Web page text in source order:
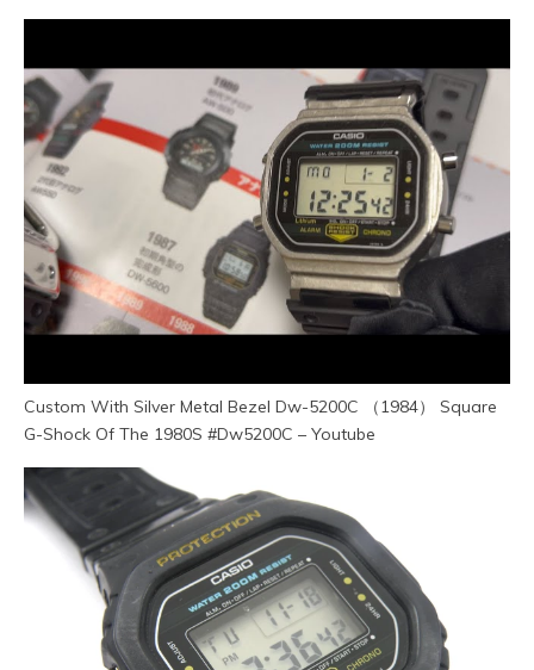
Custom With Silver Metal Bezel Dw-5200C （1984） Square
G-Shock Of The 1980S #Dw5200C – Youtube